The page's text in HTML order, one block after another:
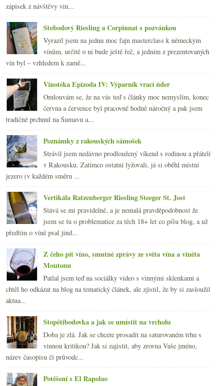
zápisek z návštěvy vin...
Stobodový Riesling a Corpinnat s pozvánkou
Vyrazil jsem na jednu moc fajn masterclass k německým
vínům, určitě o ní bude ještě řeč, a jedním z prezentovaných
vín byl – vzhledem k zamě...
Vinotéka Epizoda IV: Výparník vrací úder
Omlouvám se, že na vás teď s články moc nemyslím, konec
června a července byl pracovně hodně náročný a pak jsem
tradičně prchnul na Šumavu a...
Poznámky z rakouských sámošek
Strávil jsem nedávno prodloužený víkend s rodinou a přáteli
v Rakousku. Zatímco ostatní lyžovali, já si oběhl místní
jezero (v každém směru ...
Vertikála Ratzenberger Riesling Steeger St. Jost
Stává se mi pravidelně, a je nemalá pravděpodobnost že
jsem se tu o problematice za těch 18+ let co píšu blog, a už
předtím o víně psal jind...
Z čeho pít víno, smutné zprávy ze světa vína a viněta
Moutonu
Patlal jsem teď na sociálky video s vinnými sklenkami a
chtěl ho odkázat na blog na tematický článek, ale zjistil, že by si zasloužil
aktua...
Stopětibodovka a jak se umístit na vrcholu
Doba je zlá. Jak se chcete prosadit na saturovaném trhu s
vinnou kritikou? Jak si zajistit, aby zrovna Vaše jméno,
název časopisu či průvodc...
Potěšení s El Rapolao